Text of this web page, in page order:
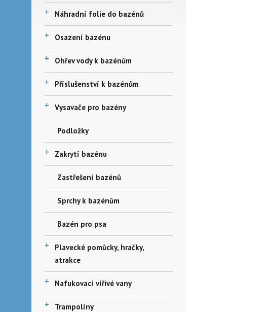
+ Náhradní folie do bazénů
+ Osazení bazénu
+ Ohřev vody k bazénům
+ Příslušenství k bazénům
+ Vysavače pro bazény
Podložky
+ Zakrytí bazénu
Zastřešení bazénů
Sprchy k bazénům
Bazén pro psa
+
Plavecké pomůcky, hračky,
atrakce
+ Nafukovací vířivé vany
+ Trampolíny